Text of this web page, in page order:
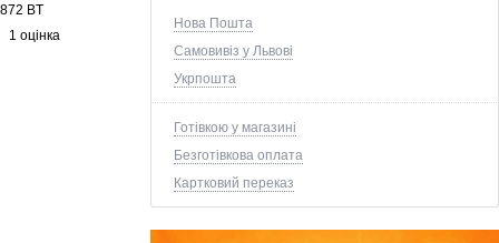
Нова Пошта
Самовивіз у Львові
Укрпошта
Готівкою у магазині
Безготівкова оплата
Картковий переказ
872 BT
1 оцінка